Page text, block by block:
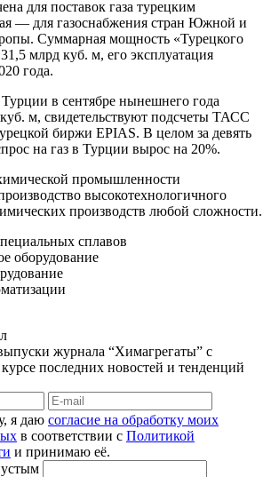
для поставок газа турецким
— для газоснабжения стран Южной и
Суммарная мощность «Турецкого
млрд куб. м, его эксплуатация
года.
в сентябре нынешнего года
м, свидетельствуют подсчеты ТАСС
биржи EPIAS. В целом за девять
на газ в Турции вырос на 20%.
промышленности
высокотехнологичного
производств любой сложности.
сплавов
оборудование
журнала “Химагрегаты” с
курсе последних новостей и тенденций
я даю согласие на обработку моих
в соответствии с Политикой
и принимаю её.